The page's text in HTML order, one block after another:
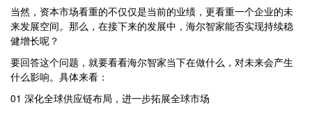
当然，资本市场看重的不仅仅是当前的业绩，更看重一个企业的未
来发展空间。那么，在接下来的发展中，海尔智家能否实现持续稳
健增长呢？
要回答这个问题，就要看看海尔智家当下在做什么，对未来会产生
什么影响。具体来看：
01 深化全球供应链布局，进一步拓展全球市场